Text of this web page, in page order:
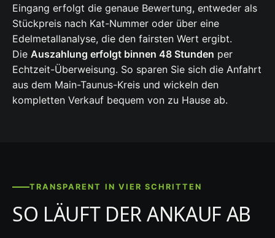
Eingang erfolgt die genaue Bewertung, entweder als
Stückpreis nach Kat-Nummer oder über eine
Edelmetallanalyse, die den fairsten Wert ergibt.
Die Auszahlung erfolgt binnen 48 Stunden per
Echtzeit-Überweisung. So sparen Sie sich die Anfahrt
aus dem Main-Taunus-Kreis und wickeln den
kompletten Verkauf bequem von zu Hause ab.
TRANSPARENT IN VIER SCHRITTEN
SO LÄUFT DER ANKAUF AB